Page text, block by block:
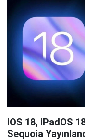
iOS 18, iPadOS
Sequoia